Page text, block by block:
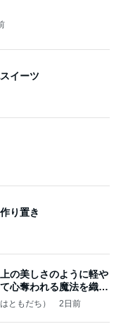
イーツ
り置き
の美しさのように軽や
心奪われる魔法を織り
ともだち） 2日前